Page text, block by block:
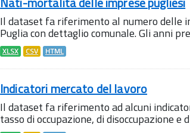
Il dataset fa riferimento al numero delle
Puglia con dettaglio comunale. Gli anni
XLSX CSV HTML
Indicatori mercato del lavoro
Il dataset fa riferimento ad alcuni
tasso di occupazione, di disoccupazione